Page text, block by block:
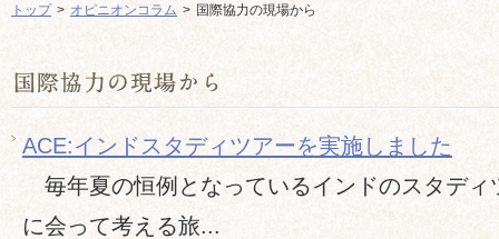
トップ オピニオンコラム 国際協力の現場から
ACE:インドスタディツアーを実施しました
毎年夏の恒例となっているインドのスタディ
に会って考える旅...